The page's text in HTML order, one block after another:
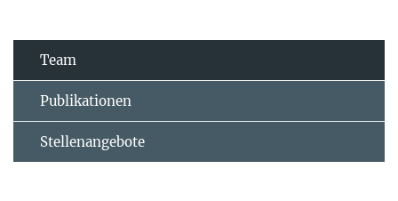
Team
Publikationen
Stellenangebote